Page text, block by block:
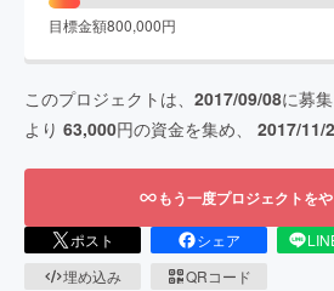
目標金額800,000円
このプロジェクトは、 2017/09/08に募
より 63,000円の資金を集め、 2017/11/
もう一度プロジェクトを
ポスト シェア
埋め込み
QRコード